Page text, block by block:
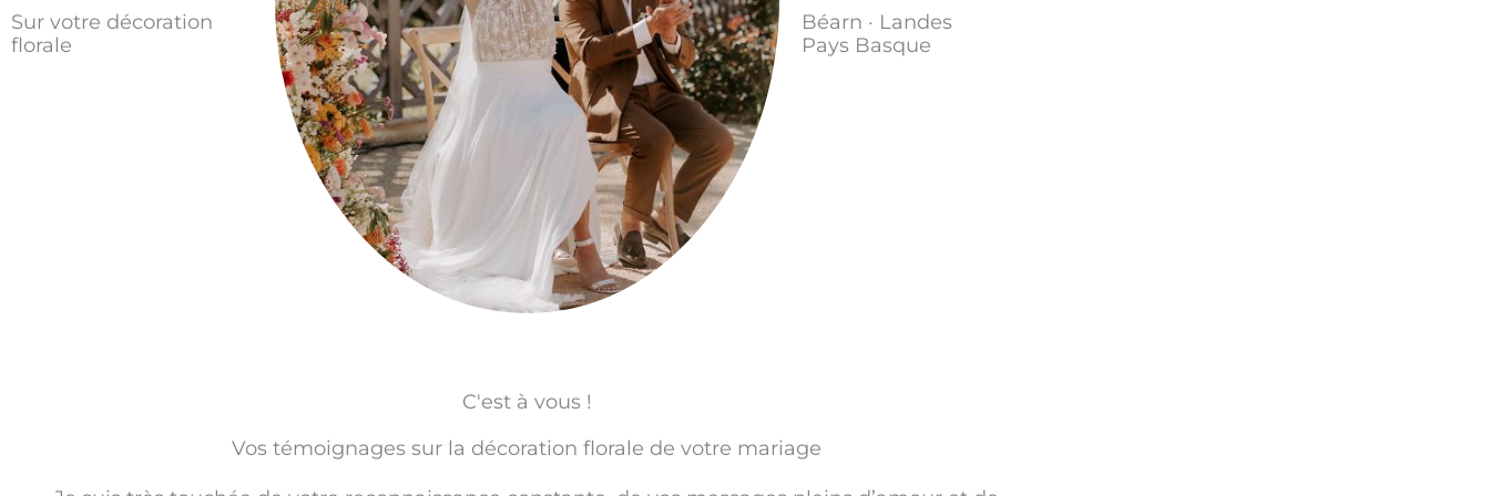
Sur votre décoration
florale
Béarn · Landes
Pays Basque
C'est à vous !
Vos témoignages sur la décoration florale de votre mariage